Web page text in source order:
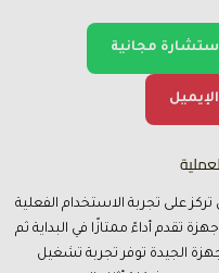
مجانية
على تجربة الاستخدام الفعلية
تقدم أداءً ممتازًا في البداية ثم
الجيدة توفر تجربة تشغيل